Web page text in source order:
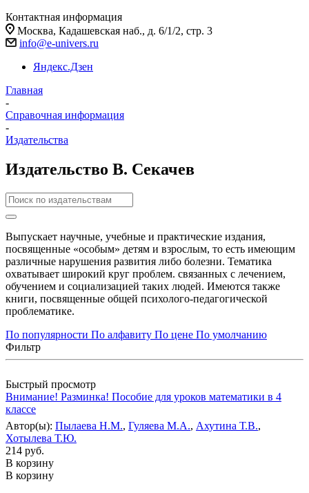
Контактная информация
Москва, Кадашевская наб., д. 6/1/2, стр. 3
info@e-univers.ru
Яндекс.Дзен
Главная
-
Справочная информация
-
Издательства
Издательство В. Секачев
Выпускает научные, учебные и практические издания,
посвященные «особым» детям и взрослым, то есть имеющим
различные нарушения развития либо болезни. Тематика
охватывает широкий круг проблем. связанных с лечением,
обучением и социализацией таких людей. Имеются также
книги, посвященные общей психолого-педагогической
проблематике.
По популярности По алфавиту По цене По умолчанию
Фильтр
Быстрый просмотр
Внимание! Разминка! Пособие для уроков математики в 4
классе
Автор(ы): Пылаева Н.М., Гуляева М.А., Ахутина Т.В.,
Хотылева Т.Ю.
214 руб.
В корзину
В корзину